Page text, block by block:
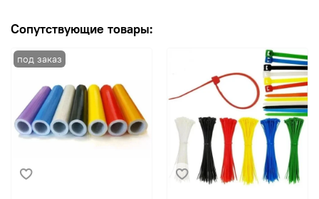
Сопутствующие товары: